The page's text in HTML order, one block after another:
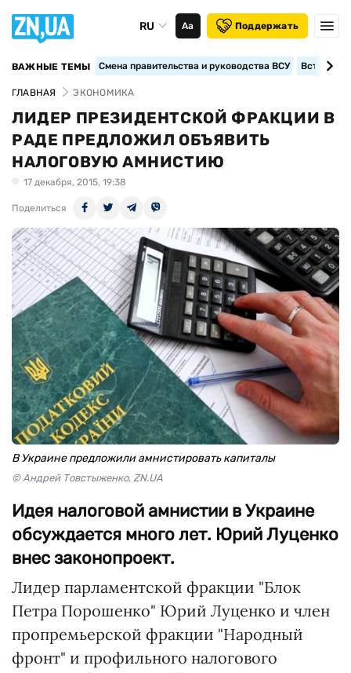
RU Аа Поддержать
ВАЖНЫЕ ТЕМЫ Смена правительства и руководства ВСУ
ГЛАВНАЯ ЭКОНОМИКА
ЛИДЕР ПРЕЗИДЕНТСКОЙ ФРАКЦИИ В
РАДЕ ПРЕДЛОЖИЛ ОБЪЯВИТЬ
НАЛОГОВУЮ АМНИСТИЮ
17 декабря, 2015, 19:38
Поделиться
В Украине предложили амнистировать капиталы
© Андрей Товстыженко, ZN.UA
Идея налоговой амнистии в Украине
обсуждается много лет. Юрий Луценко
внес законопроект.
Лидер парламентской фракции "Блок
Петра Порошенко" Юрий Луценко и член
пропремьерской фракции "Народный
фронт" и профильного налогового